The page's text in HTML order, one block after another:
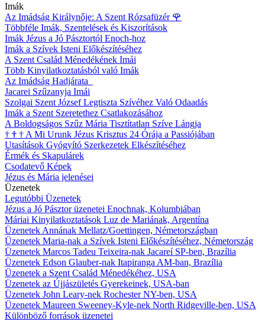
Imák
Az Imádság Királynője: A Szent Rózsafüzér 🌹
Többféle Imák, Szentelések és Kiszorítások
Imák Jézus a Jó Pásztortól Enoch-hoz
Imák a Szívek Isteni Előkészítéséhez
A Szent Család Ménedékének Imái
Több Kinyilatkoztatásból való Imák
Az Imádság Hadjárata
Jacarei Szűzanyja Imái
Szolgai Szent József Legtiszta Szívéhez Való Odaadás
Imák a Szent Szeretethez Csatlakozásához
A Boldogságos Szűz Mária Tisztítatlan Szíve Lángja
† † † A Mi Urunk Jézus Krisztus 24 Órája a Passiójában
Utasítások Gyógyító Szerkezetek Elkészítéséhez
Érmék és Skapulárek
Csodatevő Képek
Jézus és Mária jelenései
Üzenetek
Legutóbbi Üzenetek
Jézus a Jó Pásztor üzenetei Enochnak, Kolumbiában
Máriai Kinyilatkoztatások Luz de Mariának, Argentína
Üzenetek Annának Mellatz/Goettingen, Németországban
Üzenetek Maria-nak a Szívek Isteni Előkészítéséhez, Németország
Üzenetek Marcos Tadeu Teixeira-nak Jacareí SP-ben, Brazília
Üzenetek Edson Glauber-nak Itapiranga AM-ban, Brazília
Üzenetek a Szent Család Ménedékéhez, USA
Üzenetek az Újjászületés Gyerekeinek, USA-ban
Üzenetek John Leary-nek Rochester NY-ben, USA
Üzenetek Maureen Sweeney-Kyle-nek North Ridgeville-ben, USA
Különböző források üzenetei